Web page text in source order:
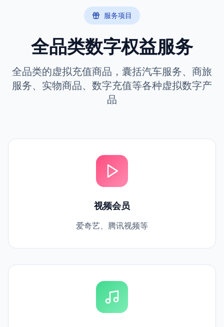
服务项目
全品类数字权益服务
全品类的虚拟充值商品，囊括汽车服务、商旅
服务、实物商品、数字充值等各种虚拟数字产
品
视频会员
爱奇艺、腾讯视频等